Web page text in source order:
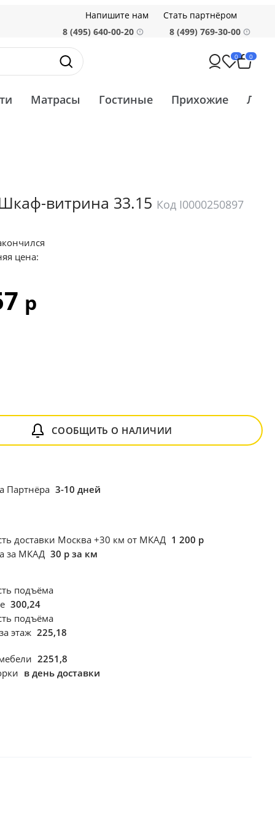
Напишите нам
Стать партнёром
8 (495) 640-00-20
8 (499) 769-30-00
0 0
Матрасы Гостиные Прихожие
витрина 33.15 Код I0000250897
цена:
р
СООБЩИТЬ О НАЛИЧИИ
Партнёра 3-10 дней
доставки Москва +30 км от МКАД 1 200 р
за МКАД 30 р за км
подъёма
300,24
подъёма
этаж 225,18
2251,8
в день доставки